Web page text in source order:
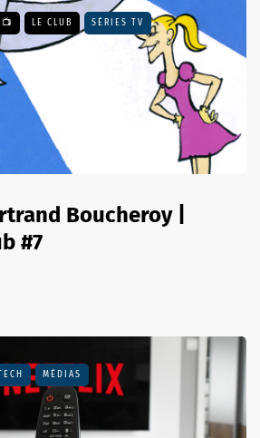
LE CLUB SÉRIES TV
Boucheroy |
#7
MÉDIAS